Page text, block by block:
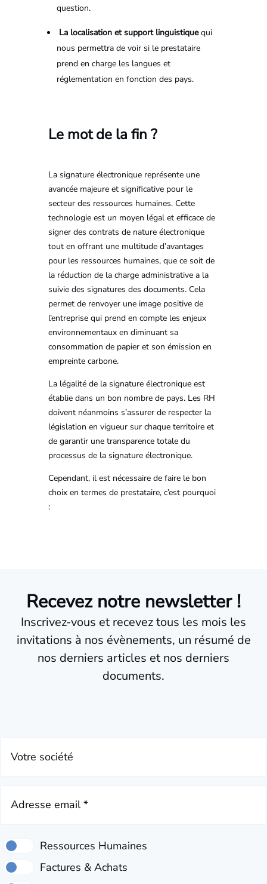
question.
La localisation et support linguistiquequi
nous permettra de voir si le prestataire
prend en charge les langues et
réglementation en fonction des pays.
Le mot de la fin ?
La signature électronique représente une
avancée majeure et significative pour le
secteur des ressources humaines. Cette
technologie est un moyen légal et efficace de
signer des contrats de nature électronique
tout en offrant une multitude d’avantages
pour les ressources humaines, que ce soit de
la réduction de la charge administrative a la
suivie des signatures des documents. Cela
permet de renvoyer une image positive de
l’entreprise qui prend en compte les enjeux
environnementaux en diminuant sa
consommation de papier et son émission en
empreinte carbone.
La légalité de la signature électronique est
établie dans un bon nombre de pays. Les RH
doivent néanmoins s’assurer de respecter la
législation en vigueur sur chaque territoire et
de garantir une transparence totale du
processus de la signature électronique.
Cependant, il est nécessaire de faire le bon
choix en termes de prestataire, c’est pourquoi
:
Recevez notre newsletter !
Inscrivez-vous et recevez tous les mois les
invitations à nos évènements, un résumé de
nos derniers articles et nos derniers
documents.
Votre société
Adresse email *